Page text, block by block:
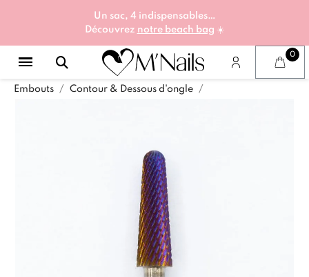
Un sac, 4 indispensables…
Découvrez notre beach bag ☀️
Embouts Contour & Dessous d'ongle